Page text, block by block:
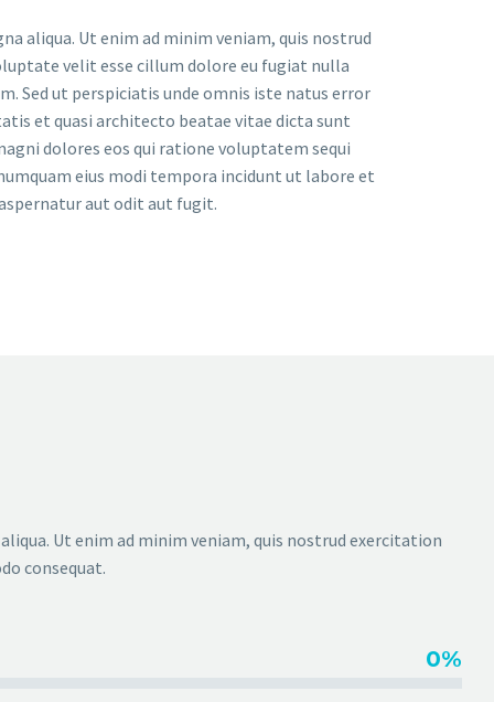
aliqua. Ut enim ad minim veniam, quis nostrud
velit esse cillum dolore eu fugiat nulla
Sed ut perspiciatis unde omnis iste natus error
et quasi architecto beatae vitae dicta sunt
dolores eos qui ratione voluptatem sequi
eius modi tempora incidunt ut labore et
aut odit aut fugit.
Ut enim ad minim veniam, quis nostrud exercitation
consequat.
0%